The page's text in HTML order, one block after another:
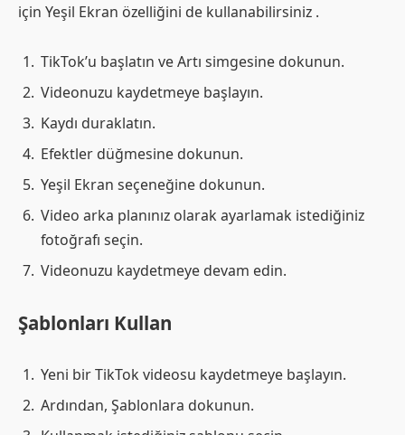
için Yeşil Ekran özelliğini de kullanabilirsiniz .
TikTok’u başlatın ve Artı simgesine dokunun.
Videonuzu kaydetmeye başlayın.
Kaydı duraklatın.
Efektler düğmesine dokunun.
Yeşil Ekran seçeneğine dokunun.
Video arka planınız olarak ayarlamak istediğiniz
fotoğrafı seçin.
Videonuzu kaydetmeye devam edin.
Şablonları Kullan
Yeni bir TikTok videosu kaydetmeye başlayın.
Ardından, Şablonlara dokunun.